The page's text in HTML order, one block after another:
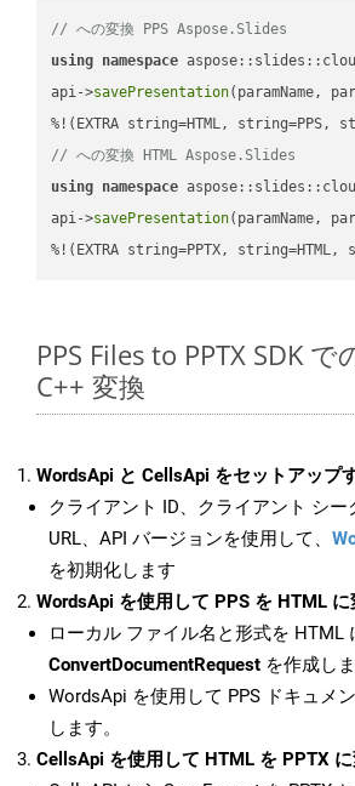
// への変換 PPS Aspose.Slides
using namespace
api->savePresentation(paramName,
// への変換 HTML Aspose.Slides
using namespace
api->savePresentation(paramName,
%!(EXTRA string=PPTX, string=HTML,
PPS Files to PPTX SDK
C++ 変換
WordsApi と CellsApi をセットアップ
クライアント ID、クライアント シー
URL、API バージョンを使用して、
を初期化します
WordsApi を使用して PPS を HTML
ローカル ファイル名と形式を HTML
ConvertDocumentRequest を作成しま
WordsApi を使用して PPS ドキュメ
します。
CellsApi を使用して HTML を PPTX